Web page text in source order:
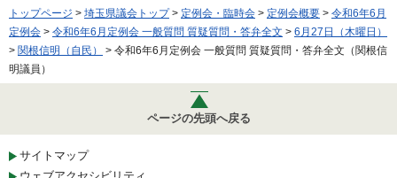
トップページ > 埼玉県議会トップ> 定例会・臨時会 > 定例会概要 > 令和6年6月
定例会 > 令和6年6月定例会 一般質問 質疑質問・答弁全文 > 6月27日（木曜日）
> 関根信明（自民）
> 令和6年6月定例会 一般質問 質疑質問・答弁全文（関根信
明議員）
ページの先頭へ戻る
サイトマップ